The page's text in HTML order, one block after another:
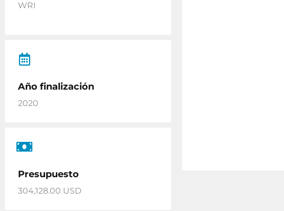
WRI
Año finalización
2020
Presupuesto
304,128.00 USD